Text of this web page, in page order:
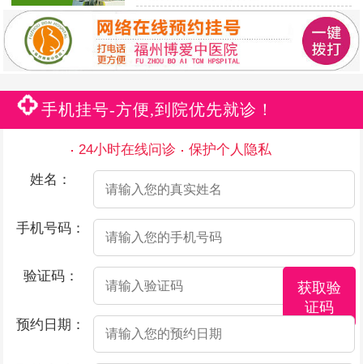
手机挂号-方便,到院优先就诊！
24小时在线问诊
保护个人隐私
姓名：
手机号码：
验证码：
获取验
证码
预约日期：